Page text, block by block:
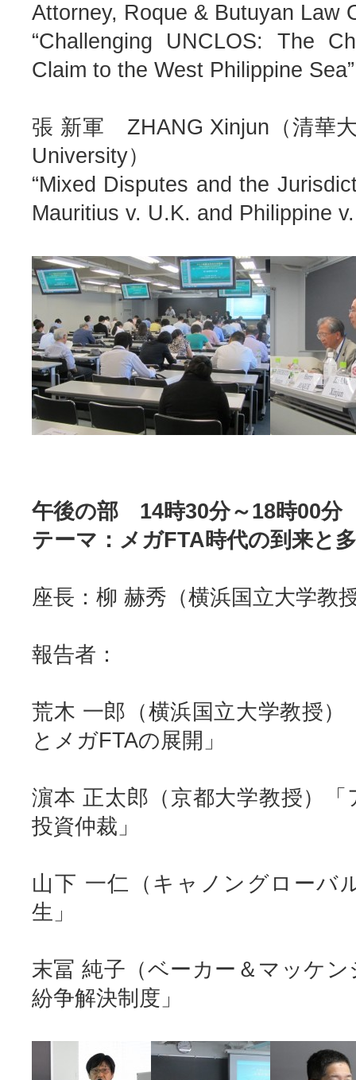
Attorney, Roque & Butuyan Law
“Challenging UNCLOS: The
Claim to the West Philippine Sea”
張 新軍 ZHANG Xinjun（清華
University）
“Mixed Disputes and the
Mauritius v. U.K. and Philippine
午後の部 14時30分～18時00分
テーマ：メガFTA時代の到来と
座長：柳 赫秀（横浜国立大学教
報告者：
荒木 一郎（横浜国立大学教授
とメガFTAの展開」
濵本 正太郎（京都大学教授）
投資仲裁」
山下 一仁（キャノングローバ
生」
末冨 純子（ベーカー＆マッケ
紛争解決制度」